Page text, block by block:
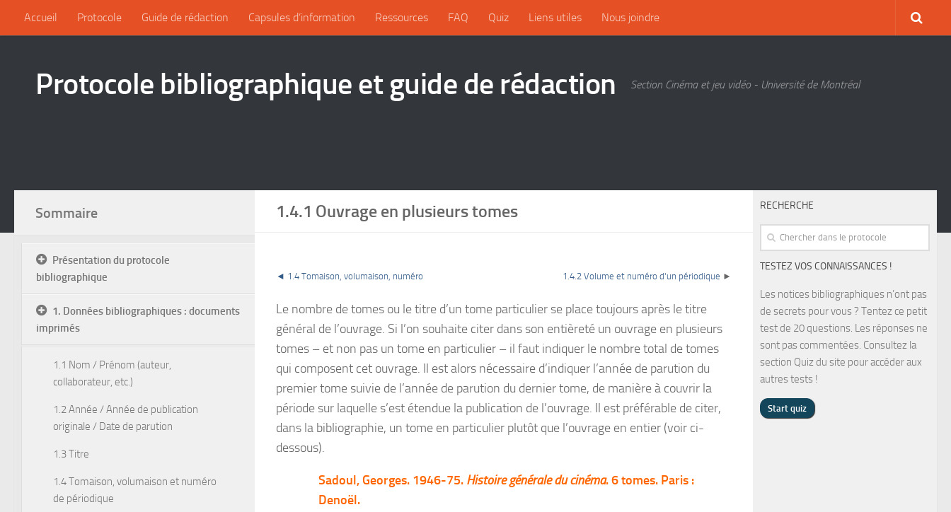
Accueil Protocole Guide de rédaction Capsules d’information Ressources FAQ Quiz Liens utiles Nous joindre
Protocole bibliographique et guide de rédaction Section Cinéma et jeu vidéo - Université de Montréal
1.4.1 Ouvrage en plusieurs tomes
◄ 1.4 Tomaison, volumaison, numéro 1.4.2 Volume et numéro d'un périodique ►
Le nombre de tomes ou le titre d’un tome particulier se place toujours après le titre
général de l’ouvrage. Si l’on souhaite citer dans son entièreté un ouvrage en plusieurs
tomes – et non pas un tome en particulier – il faut indiquer le nombre total de tomes
qui composent cet ouvrage. Il est alors nécessaire d’indiquer l’année de parution du
premier tome suivie de l’année de parution du dernier tome, de manière à couvrir la
période sur laquelle s’est étendue la publication de l’ouvrage. Il est préférable de citer,
dans la bibliographie, un tome en particulier plutôt que l’ouvrage en entier (voir ci-
dessous).
Sadoul, Georges. 1946-75. Histoire générale du cinéma. 6 tomes. Paris :
Denoël.
Sommaire
Présentation du protocole
bibliographique
1. Données bibliographiques : documents
imprimés
1.1 Nom / Prénom (auteur,
collaborateur, etc.)
1.2 Année / Année de publication
originale / Date de parution
1.3 Titre
1.4 Tomaison, volumaison et numéro
de périodique
RECHERCHE
TESTEZ VOS CONNAISSANCES !
Les notices bibliographiques n’ont pas
de secrets pour vous ? Tentez ce petit
test de 20 questions. Les réponses ne
sont pas commentées. Consultez la
section Quiz du site pour accéder aux
autres tests !